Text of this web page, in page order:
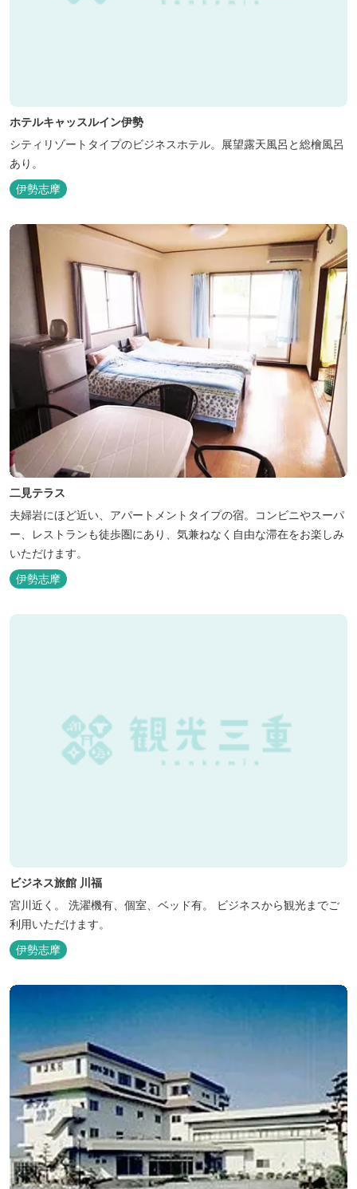
ホテルキャッスルイン伊勢
シティリゾートタイプのビジネスホテル。展望露天風呂と総檜風呂
あり。
伊勢志摩
二見テラス
夫婦岩にほど近い、アパートメントタイプの宿。コンビニやスーパ
ー、レストランも徒歩圏にあり、気兼ねなく自由な滞在をお楽しみ
いただけます。
伊勢志摩
ビジネス旅館 川福
宮川近く。 洗濯機有、個室、ベッド有。 ビジネスから観光までご
利用いただけます。
伊勢志摩